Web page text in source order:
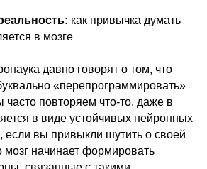
как привычка думать
в мозге
давно говорят о том, что
«перепрограммировать»
часто повторяем что-то, даже в
в виде устойчивых нейронных
если вы привыкли шутить о своей
мозг начинает формировать